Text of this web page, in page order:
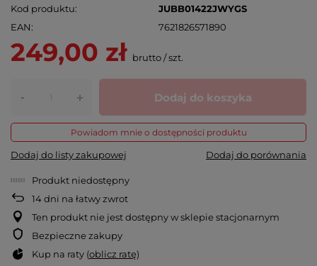
Kod produktu
JUBB01422JWYGS
EAN
7621826571890
249,00 zł brutto/szt.
- + Dodaj do koszyka
Powiadom mnie o dostępności produktu
Dodaj do listy zakupowej Dodaj do porównania
Produkt niedostępny
14dni na łatwy zwrot
Ten produkt nie jest dostępny w sklepie stacjonarnym
Bezpieczne zakupy
Kup na raty (oblicz ratę)